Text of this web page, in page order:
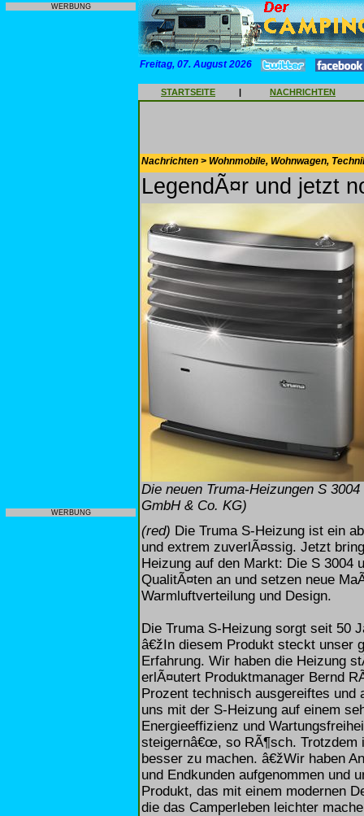
WERBUNG
WERBUNG
Freitag, 07. August 2026
STARTSEITE | NACHRICHTEN
Nachrichten > Wohnmobile, Wohnwagen,
LegendÃ¤r und jetzt
Die neuen Truma-Heizungen S
GmbH & Co. KG)
(red) Die Truma S-Heizung ist ein
und extrem zuverlÃ¤ssig. Jetzt
Heizung auf den Markt: Die S 3004
QualitÃ¤ten an und setzen neue
Warmluftverteilung und Design.
Die Truma S-Heizung sorgt seit 50
â€žIn diesem Produkt steckt unser
Erfahrung. Wir haben die Heizung
erlÃ¤utert Produktmanager Bernd
Prozent technisch ausgereiftes und
uns mit der S-Heizung auf einem
Energieeffizienz und
steigernâ€œ, so RÃ¶sch. Trotzdem
besser zu machen. â€žWir haben
und Endkunden aufgenommen und
Produkt, das mit einem modernen
die das Camperleben leichter